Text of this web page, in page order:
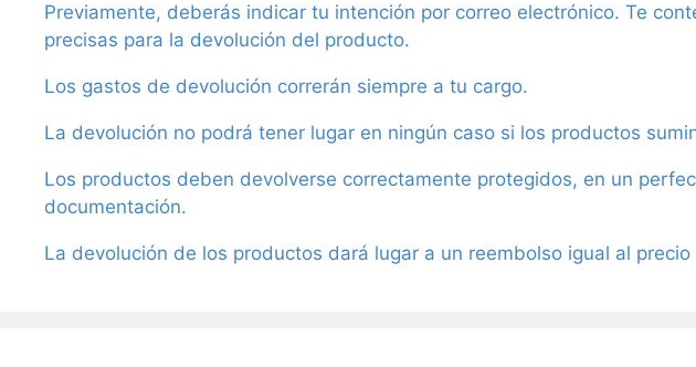
Previamente, deberás indicar tu intención por correo electrónico. Te
precisas para la devolución del producto.
Los gastos de devolución correrán siempre a tu cargo.
La devolución no podrá tener lugar en ningún caso si los productos
Los productos deben devolverse correctamente protegidos, en un
documentación.
La devolución de los productos dará lugar a un reembolso igual al